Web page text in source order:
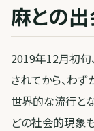
麻との
2019年12月初旬
されてから、わ
世界的な流行と
どの社会的現象